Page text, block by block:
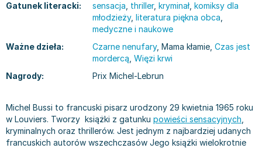
Bajki wiersze
Do kolorowania i naklejania
Kontrastowe obrazki
Kreatywne / Aktywizujące
Poznawanie świata
Edukacja przedszkolna
Liceum, Technikum
Szkoła podstawowa
Książki: finanse, księgowość, bankowość
Książki o gospodarce
Inne
Książki o marketingu
Książki o zarządzaniu
Archeologia - książki
Historia Polski - książki
Historia świata - książki
Książki: pamiętniki, dzienniki i listy
Wywiady, wspomnienia - książki
Komiksy
Komiksy dla dorosłych
Komiksy dla dzieci
Komiksy obcojęzyczne
Fantastyka, horror - książki
Książki fantasy
Liceum i technikum
Podręczniki do 1 klasy liceum i technikum
Podręczniki do 2 klasy liceum i technikum
Podręczniki do 3 klasy liceum i technikum
Podręczniki do klasy 4 liceum i technikum
Podręczniki do 1 klasy szkoły zawodowej
Podręczniki do 2 klasy szkoły zawodowej
Podręczniki do 3 klasy szkoły zawodowej
Książki o sportowcach
Książki: Turystyka i podróże
Albumy krajoznawcze
Albumy krajoznawcze - Polska
Albumy krajoznawcze - Świat
Atlasy - Polska
Atlasy - świat
Globusy
Julian Tuwim
Stephen King
Lauren Kate
E. L. James
Virginia C. Andrews
Waldemar Łysiak
Gatunek literacki:
sensacja thriller, kryminał, komiksy dla
młodzieży, literatura piękna obca
medyczne i naukowe
Ważne dzieła:
Czarne nenufary, Mama kłamie, Czas jest
mordercą Więzi krwi
Nagrody:
Prix Michel-Lebrun
Michel Bussi to francuski pisarz urodzony 29 kwietnia 1965 roku
w Louviers. Tworzy książki z gatunku powieści sensacyjnych
kryminalnych oraz thrillerów. Jest jednym z najbardziej udanych
francuskich autorów wszechczasów Jego książki wielokrotnie